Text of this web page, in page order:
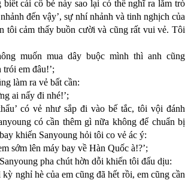
biết cái cô bé này sao lại có thể nghĩ ra lắm trò
đến vậy’, sự nhí nhảnh và tinh nghịch của
tôi cảm thấy buồn cười và cũng rất vui vẻ. Tôi
muốn mua dây buộc mình thì anh cũng
trói em đâu!’;
làm ra vẻ bất cần:
ai nấy đi nhé!’;
có vẻ như sắp đi vào bế tắc, tôi vội đánh
có cần thêm gì nữa không để chuẩn bị
khiến Sanyoung hỏi tôi co vẻ ác ý:
sớm lên máy bay về Hàn Quốc à!?’;
pha chút hờn dỗi khiến tôi đấu dịu:
kỳ nghỉ hè của em cũng đã hết rồi, em cũng cần